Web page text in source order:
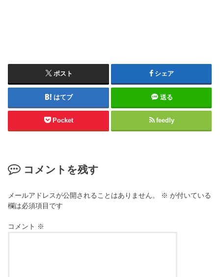
ポスト シェア
はてブ 送る
Pocket feedly
コメントを残す
メールアドレスが公開されることはありません。 ※ が付いている
欄は必須項目です
コメント ※